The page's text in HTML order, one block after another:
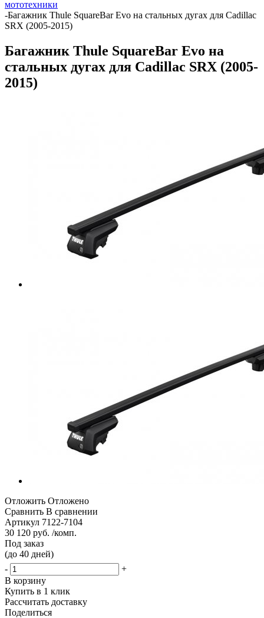
мототехники
-Багажник Thule SquareBar Evo на стальных дугах для Cadillac
SRX (2005-2015)
Багажник Thule SquareBar Evo на
стальных дугах для Cadillac SRX (2005-
2015)
Отложить Отложено
Сравнить В сравнении
Артикул 7122-7104
30 120 руб. /комп.
Под заказ
(до 40 дней)
-
+
В корзину
Купить в 1 клик
Рассчитать доставку
Поделиться